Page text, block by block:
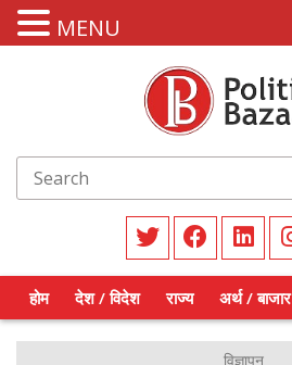
होम देश / विदेश राज्य अर्थ / बाजार
MENU